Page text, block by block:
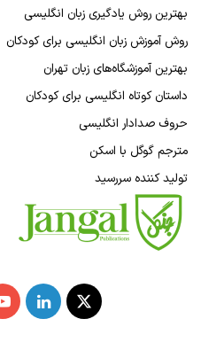
بهترین روش یادگیری زبان انگلیسی
روش آموزش زبان انگلیسی برای کودکان
بهترین آموزشگاه‌های زبان تهران
داستان کوتاه انگلیسی برای کودکان
حروف صدادار انگلیسی
مترجم گوگل با اسکن
تولید کننده سررسید
X